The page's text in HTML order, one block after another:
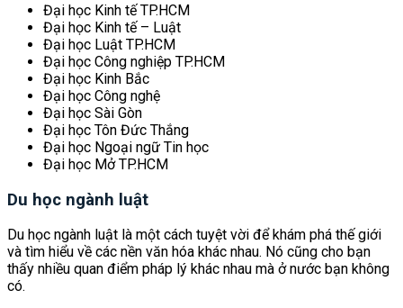
Đại học Kinh tế TP.HCM
Đại học Kinh tế – Luật
Đại học Luật TP.HCM
Đại học Công nghiệp TP.HCM
Đại học Kinh Bắc
Đại học Công nghệ
Đại học Sài Gòn
Đại học Tôn Đức Thắng
Đại học Ngoại ngữ Tin học
Đại học Mở TP.HCM
Du học ngành luật
Du học ngành luật là một cách tuyệt vời để khám phá thế giới
và tìm hiểu về các nền văn hóa khác nhau. Nó cũng cho bạn
thấy nhiều quan điểm pháp lý khác nhau mà ở nước bạn không
có.